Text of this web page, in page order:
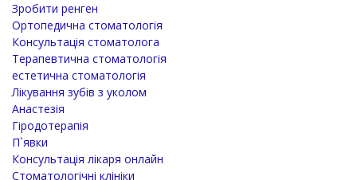
Зробити ренген
Ортопедична стоматологія
Консультація стоматолога
Терапевтична стоматологія
естетична стоматологія
Лікування зубів з уколом
Анастезія
Гіродотерапія
П`явки
Консультація лікаря онлайн
Стоматологічні клініки